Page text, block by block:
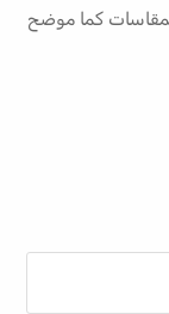
كما موضح